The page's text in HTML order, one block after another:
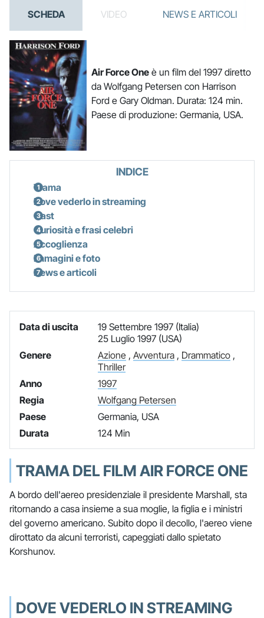
SCHEDA VIDEO NEWS E ARTICOLI
Air Force Oneè un film del 1997 diretto
da Wolfgang Petersen con Harrison
Ford e Gary Oldman. Durata: 124 min.
Paese di produzione: Germania, USA.
INDICE
Trama
Dove vederlo in streaming
Cast
Curiosità e frasi celebri
Accoglienza
Immagini e foto
News e articoli
Data di uscita
19 Settembre 1997 (Italia)
25 Luglio 1997 (USA)
Genere
Azione, Avventura, Drammatico,
Thriller
Anno
1997
Regia
Wolfgang Petersen
Paese
Germania, USA
Durata
124 Min
TRAMA DEL FILM AIR FORCE ONE
A bordo dell'aereo presidenziale il presidente Marshall, sta
ritornando a casa insieme a sua moglie, la figlia e i ministri
del governo americano. Subito dopo il decollo, l'aereo viene
dirottato da alcuni terroristi, capeggiati dallo spietato
Korshunov.
DOVE VEDERLO IN STREAMING